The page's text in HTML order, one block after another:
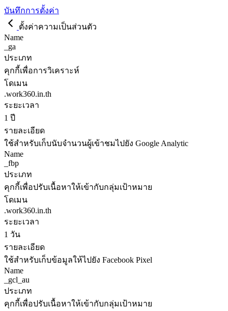
บันทึกการตั้งค่า
ตั้งค่าความเป็นส่วนตัว
Name
_ga
ประเภท
คุกกี้เพื่อการวิเคราะห์
โดเมน
.work360.in.th
ระยะเวลา
1 ปี
รายละเอียด
ใช้สำหรับเก็บนับจำนวนผู้เข้าชมไปยัง Google Analytic
Name
_fbp
ประเภท
คุกกี้เพื่อปรับเนื้อหาให้เข้ากับกลุ่มเป้าหมาย
โดเมน
.work360.in.th
ระยะเวลา
1 วัน
รายละเอียด
ใช้สำหรับเก็บข้อมูลให้ไปยัง Facebook Pixel
Name
_gcl_au
ประเภท
คุกกี้เพื่อปรับเนื้อหาให้เข้ากับกลุ่มเป้าหมาย